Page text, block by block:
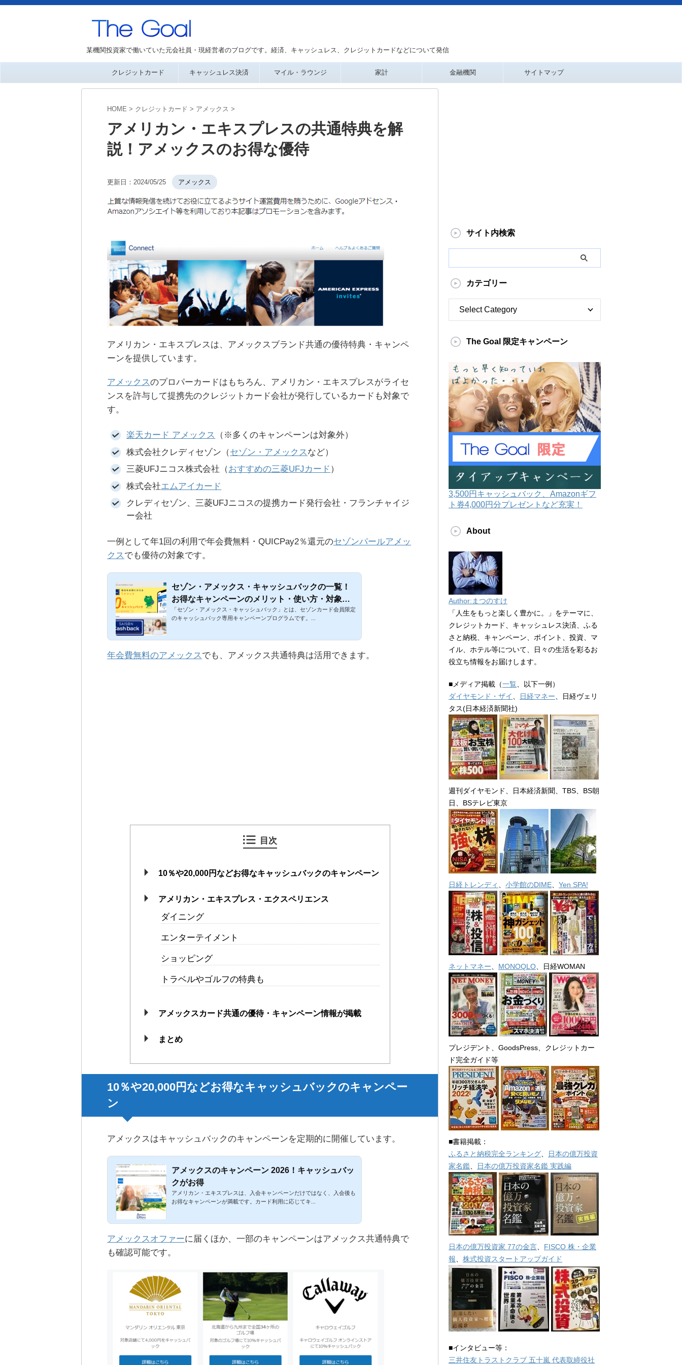
某機関投資家で働いていた元会社員・現経営者のブログです。経済、キャッシュレス、クレジットカードなどについて発信
クレジットカード キャッシュレス決済 マイル・ラウンジ 家計 金融機関 サイトマップ
HOME > クレジットカード > アメックス >
アメリカン・エキスプレスの共通特典を解
説！アメックスのお得な優待
更新日： 2024/05/25 アメックス
アメリカン・エキスプレスは、アメックスブランド共通の優待特典・キャンペ
ーンを提供しています。
アメックスのプロパーカードはもちろん、アメリカン・エキスプレスがライセ
ンスを許与して提携先のクレジットカード会社が発行しているカードも対象で
す。
楽天カード アメックス
（※多くのキャンペーンは対象外）
株式会社クレディセゾン（セゾン・アメックス など）
三菱UFJニコス株式会社（おすすめの三菱UFJカード ）
株式会社エムアイカード
クレディセゾン、三菱UFJニコスの提携カード発行会社・フランチャイジ
ー会社
一例として年1回の利用で年会費無料・QUICPay2％還元のセゾンパールアメッ
クス でも優待の対象です。
セゾン・アメックス・キャッシュバックの一覧！
お得なキャンペーンのメリット・使い方・対象カ
ードを解説
「セゾン・アメックス・キャッシュバック」とは、セゾンカード会員限定
のキャッシュバック専用キャンペーンプログラムです。...
年会費無料のアメックス でも、アメックス共通特典は活用できます。
目次
10％や20,000円などお得なキャッシュバックのキャンペーン
アメリカン・エキスプレス・エクスペリエンス
ダイニング
エンターテイメント
ショッピング
トラベルやゴルフの特典も
アメックスカード共通の優待・キャンペーン情報が掲載
まとめ
10％や20,000円などお得なキャッシュバックのキャンペー
ン
アメックスはキャッシュバックのキャンペーンを定期的に開催しています。
アメックスのキャンペーン 2026！キャッシュバッ
クがお得
アメリカン・エキスプレスは、入会キャンペーンだけではなく、入会後も
お得なキャンペーンが満載です。カード利用に応じてキ...
アメックスオファーに届くほか、一部のキャンペーンはアメックス共通特典で
も確認可能です。
サイト内検索
カテゴリー
The Goal 限定キャンペーン
3,500円キャッシュバック、Amazonギフ
ト券4,000円分プレゼントなど充実！
About
Author:まつのすけ
「人生をもっと楽しく豊かに。」をテーマに、
クレジットカード、キャッシュレス決済、ふる
さと納税、キャンペーン、ポイント、投資、マ
イル、ホテル等について、日々の生活を彩るお
役立ち情報をお届けします。
■メディア掲載（一覧 、以下一例）
ダイヤモンド・ザイ
日経マネー 、日経ヴェリ
タス(日本経済新聞社)
週刊ダイヤモンド、日本経済新聞、TBS、BS朝
日、BSテレビ東京
日経トレンディ 小学館のDIME Yen SPA!
ネットマネー MONOQLO 、日経WOMAN
プレジデント、GoodsPress、クレジットカー
ド完全ガイド等
■書籍掲載：
ふるさと納税完全ランキング、
日本の億万投資
家名鑑、 日本の億万投資家名鑑 実践編
日本の億万投資家 77の金言、 FISCO 株・企業
報、 株式投資スタートアップガイド
■インタビュー等：
三井住友トラストクラブ 五十嵐 代表取締役社